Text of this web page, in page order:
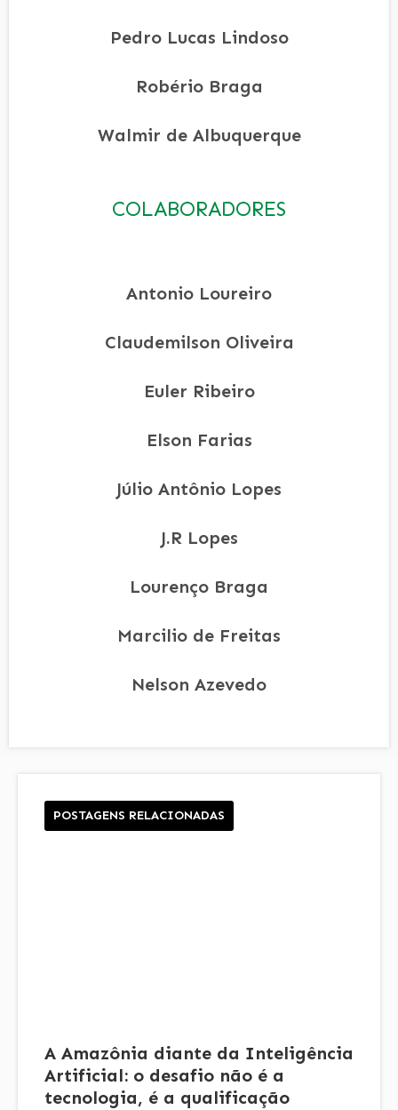
Pedro Lucas Lindoso
Robério Braga
Walmir de Albuquerque
COLABORADORES
Antonio Loureiro
Claudemilson Oliveira
Euler Ribeiro
Elson Farias
Júlio Antônio Lopes
J.R Lopes
Lourenço Braga
Marcilio de Freitas
Nelson Azevedo
POSTAGENS RELACIONADAS
A Amazônia diante da Inteligência
Artificial: o desafio não é a
tecnologia, é a qualificação